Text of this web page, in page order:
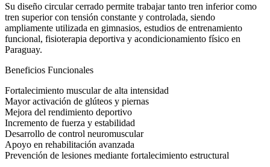
Su diseño circular cerrado permite trabajar tanto tren inferior como
tren superior con tensión constante y controlada, siendo
ampliamente utilizada en gimnasios, estudios de entrenamiento
funcional, fisioterapia deportiva y acondicionamiento físico en
Paraguay.
Beneficios Funcionales
Fortalecimiento muscular de alta intensidad
Mayor activación de glúteos y piernas
Mejora del rendimiento deportivo
Incremento de fuerza y estabilidad
Desarrollo de control neuromuscular
Apoyo en rehabilitación avanzada
Prevención de lesiones mediante fortalecimiento estructural